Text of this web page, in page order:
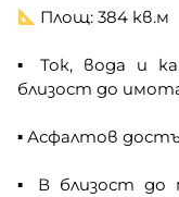
Площ: 384 кв.м
▪ Ток, вода и
близост до
▪ Асфалтов
▪ В близост до